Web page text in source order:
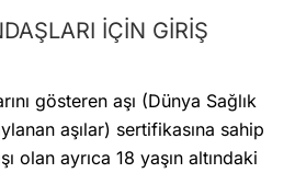
İÇİN GİRİŞ
gösteren aşı (Dünya Sağlık
aşılar) sertifikasına sahip
olan ayrıca 18 yaşın altındaki